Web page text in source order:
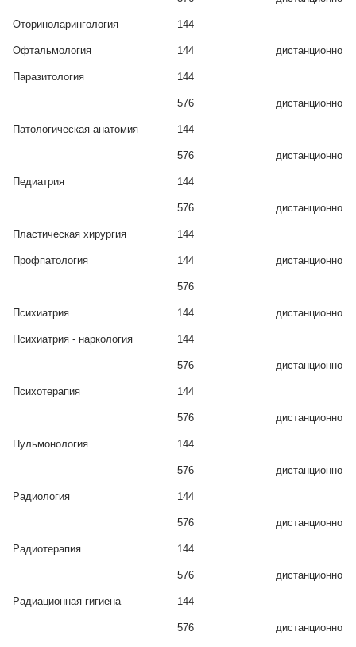
Оториноларингология 144
Офтальмология 144 дистанционно
Паразитология 144
576 дистанционно
Патологическая анатомия 144
576 дистанционно
Педиатрия 144
576 дистанционно
Пластическая хирургия 144
Профпатология 144 дистанционно
576
Психиатрия 144 дистанционно
Психиатрия - наркология 144
576 дистанционно
Психотерапия 144
576 дистанционно
Пульмонология 144
576 дистанционно
Радиология 144
576 дистанционно
Радиотерапия 144
576 дистанционно
Радиационная гигиена 144
576 дистанционно